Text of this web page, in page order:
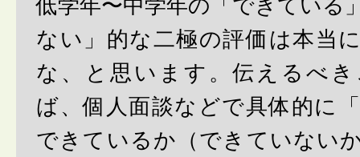
低学年〜中学年の「できている
ない」的な二極の評価は本当
な、と思います。伝えるべ
ば、個人面談などで具体的に
できているか（できていない